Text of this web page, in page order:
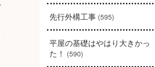
先行外構工事 (595)
平屋の基礎はやはり大きかっ
た！ (590)